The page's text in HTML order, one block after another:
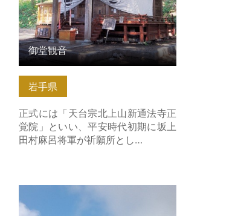
岩手県
正式には「天台宗北上山新通法寺正
覚院」といい、平安時代初期に坂上
田村麻呂将軍が祈願所とし…
御堂観音
レストハウス袖山高原 の詳細はこち
ら